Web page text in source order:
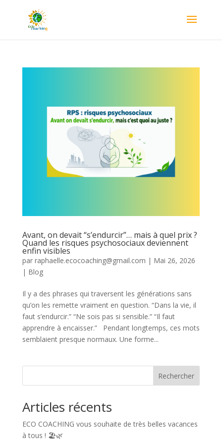
Avant, on devait “s’endurcir”… mais à quel prix ?
Quand les risques psychosociaux deviennent
enfin visibles
par raphaelle.ecocoaching@gmail.com | Mai 26, 2026
| Blog
Il y a des phrases qui traversent les générations sans
qu’on les remette vraiment en question. “Dans la vie, il
faut s’endurcir.” “Ne sois pas si sensible.” “Il faut
apprendre à encaisser.” Pendant longtemps, ces mots
semblaient presque normaux. Une forme...
Rechercher
Articles récents
ECO COACHING vous souhaite de très belles vacances
à tous ! 🏖️🌿